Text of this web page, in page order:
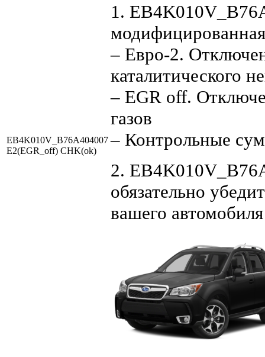
EB4K010V_B76A404007
E2(EGR_off) CHK(ok)
1.
– Евро-2.
каталитического
– EGR off.
газов
– Контрольные
2.
обязательно
вашего автомобиля